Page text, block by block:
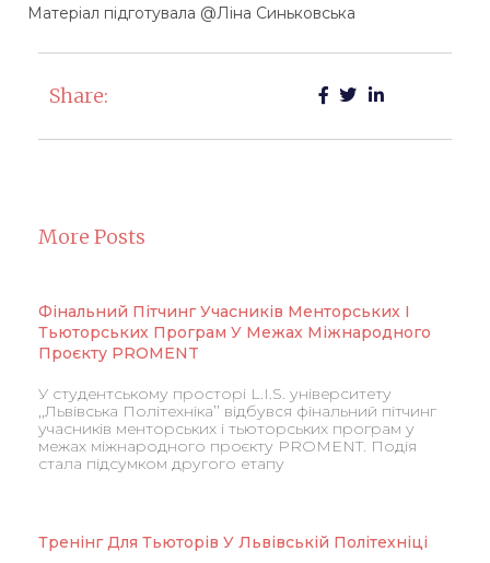
Матеріал підготувала @Ліна Синьковська
Share:
More Posts
Фінальний Пітчинг Учасників Менторських І
Тьюторських Програм У Межах Міжнародного
Проєкту PROMENT
У студентському просторі L.I.S. університету
,,Львівська Політехніка’’ відбувся фінальний пітчинг
учасників менторських і тьюторських програм у
межах міжнародного проєкту PROMENT. Подія
стала підсумком другого етапу
Тренінг Для Тьюторів У Львівській Політехніці